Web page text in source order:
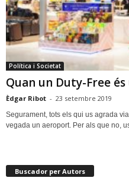
Política i Societat
Quan un Duty-Free
Èdgar Ribot - 23 setembre 2019
Segurament, tots els qui us agrada
vegada un aeroport. Per als que no,
Buscador per Autors